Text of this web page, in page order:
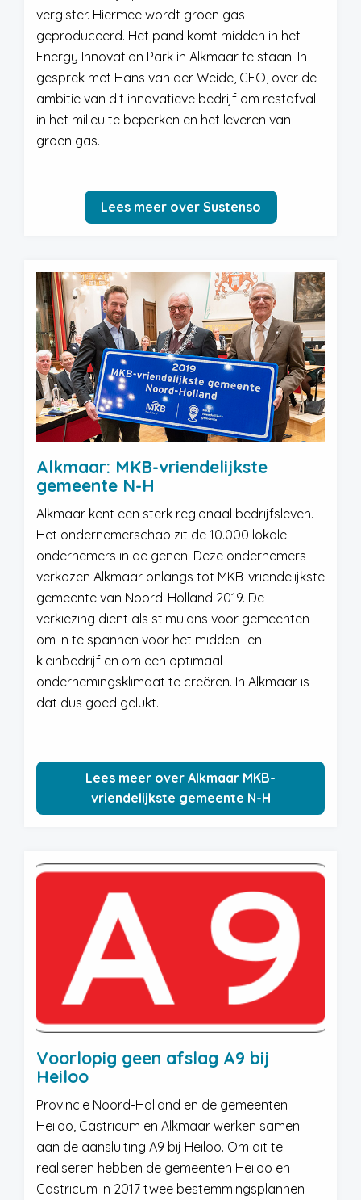
vergister. Hiermee wordt groen gas
geproduceerd. Het pand komt midden in het
Energy Innovation Park in Alkmaar te staan. In
gesprek met Hans van der Weide, CEO, over de
ambitie van dit innovatieve bedrijf om restafval
in het milieu te beperken en het leveren van
groen gas.
Lees meer over Sustenso
Alkmaar: MKB-vriendelijkste
gemeente N-H
Alkmaar kent een sterk regionaal bedrijfsleven.
Het ondernemerschap zit de 10.000 lokale
ondernemers in de genen. Deze ondernemers
verkozen Alkmaar onlangs tot MKB-vriendelijkste
gemeente van Noord-Holland 2019. De
verkiezing dient als stimulans voor gemeenten
om in te spannen voor het midden- en
kleinbedrijf en om een optimaal
ondernemingsklimaat te creëren. In Alkmaar is
dat dus goed gelukt.
Lees meer over Alkmaar MKB-
vriendelijkste gemeente N-H
Voorlopig geen afslag A9 bij
Heiloo
Provincie Noord-Holland en de gemeenten
Heiloo, Castricum en Alkmaar werken samen
aan de aansluiting A9 bij Heiloo. Om dit te
realiseren hebben de gemeenten Heiloo en
Castricum in 2017 twee bestemmingsplannen